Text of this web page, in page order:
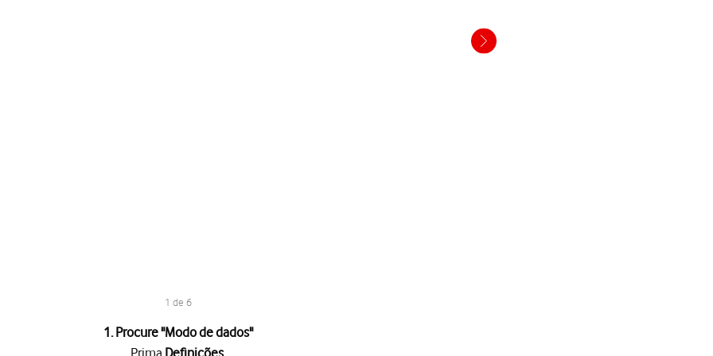
1 de 6
1. Procure "Modo de dados"
Prima Definições.